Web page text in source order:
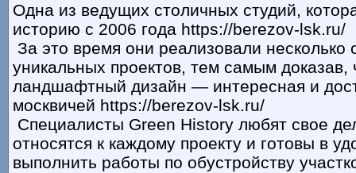
Одна из ведущих столичных студий,
историю с 2006 года https://berezov-lsk.ru/
За это время они реализовали
уникальных проектов, тем самым доказав,
ландшафтный дизайн — интересная и
москвичей https://berezov-lsk.ru/
Специалисты Green History любят свое
относятся к каждому проекту и готовы в
выполнить работы по обустройству